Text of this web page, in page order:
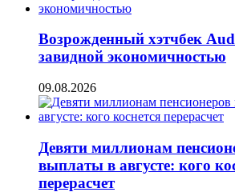
Возрожденный хэтчбек
завидной экономичностью
09.08.2026
Девяти миллионам
выплаты в августе: кого
перерасчет